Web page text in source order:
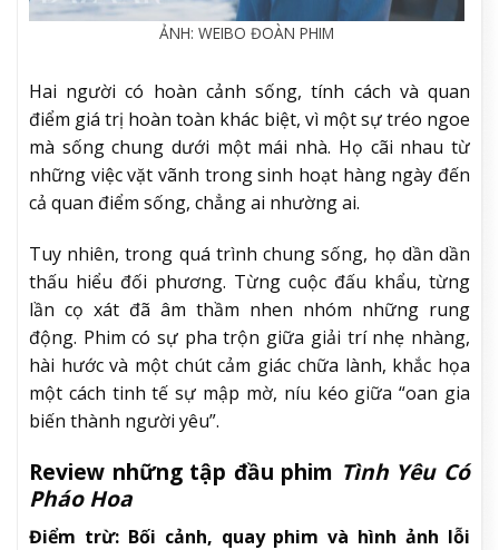
ẢNH: WEIBO ĐOÀN PHIM
Hai người có hoàn cảnh sống, tính cách và quan
điểm giá trị hoàn toàn khác biệt, vì một sự tréo ngoe
mà sống chung dưới một mái nhà. Họ cãi nhau từ
những việc vặt vãnh trong sinh hoạt hàng ngày đến
cả quan điểm sống, chẳng ai nhường ai.
Tuy nhiên, trong quá trình chung sống, họ dần dần
thấu hiểu đối phương. Từng cuộc đấu khẩu, từng
lần cọ xát đã âm thầm nhen nhóm những rung
động. Phim có sự pha trộn giữa giải trí nhẹ nhàng,
hài hước và một chút cảm giác chữa lành, khắc họa
một cách tinh tế sự mập mờ, níu kéo giữa “oan gia
biến thành người yêu”.
Review những tập đầu phim Tình Yêu Có
Pháo Hoa
Điểm trừ: Bối cảnh, quay phim và hình ảnh lỗi